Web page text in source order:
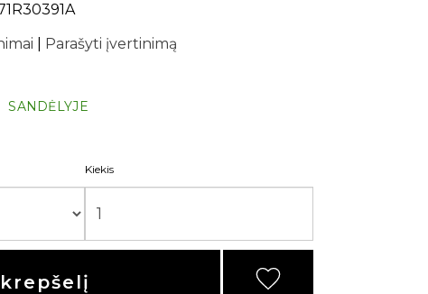
Parašyti įvertinimą
SANDĖLYJE
Kiekis